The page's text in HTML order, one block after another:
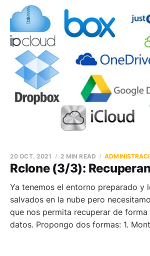
Rclone (3/3):
20 OCT. 2021 2 MIN READ
Ya tenemos el entorno preparado y
salvados en la nube pero
que nos permita recuperar de
datos. Propongo dos formas: 1.